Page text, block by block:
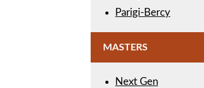
Parigi-Bercy
MASTERS
Next Gen